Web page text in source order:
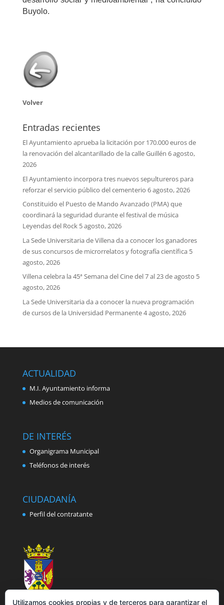
Buyolo.
Volver
Entradas recientes
El Ayuntamiento aprueba la licitación por 170.000 euros de
la renovación del alcantarillado de la calle Guillén 6 agosto,
2026
El Ayuntamiento incorpora tres nuevos sepultureros para
reforzar el servicio público del cementerio 6 agosto, 2026
Constituido el Puesto de Mando Avanzado (PMA) que
coordinará la seguridad durante el festival de música
Leyendas del Rock 5 agosto, 2026
La Sede Universitaria de Villena da a conocer los ganadores
de sus concursos de microrrelatos y fotografía científica 5
agosto, 2026
Villena celebra la 45ª Semana del Cine del 7 al 23 de agosto 5
agosto, 2026
La Sede Universitaria da a conocer la nueva programación
de cursos de la Universidad Permanente4 agosto, 2026
ACTUALIDAD
M.I. Ayuntamiento informa
Medios de comunicación
DE INTERÉS
Organigrama Municipal
Teléfonos de interés
CIUDADANÍA
Perfil del contratante
Utilizamos cookies propias y de terceros para garantizar el